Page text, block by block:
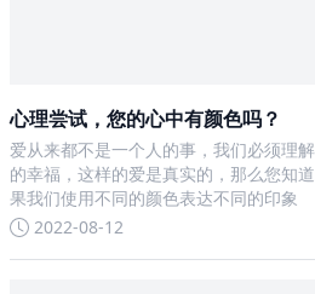
心理尝试，您的心中有颜色吗？
爱从来都不是一个人的事，我们必须理
的幸福，这样的爱是真实的，那么您知
果我们使用不同的颜色表达不同的印象
2022-08-12